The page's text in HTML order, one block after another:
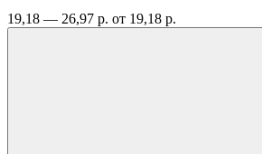
19,18 — 26,97 р. от 19,18 р.